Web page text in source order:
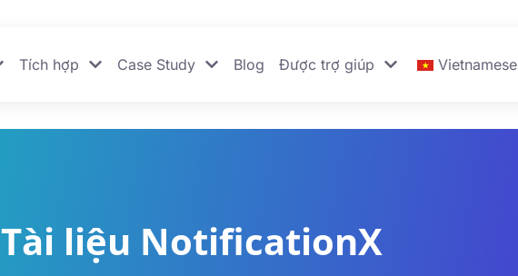
Tích hợp Case Study Blog Được trợ giúp Vietnamese
Tài liệu NotificationX